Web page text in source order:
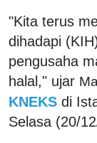
"Kita terus
dihadapi
pengusaha
halal," ujar
KNEKS di
Selasa (20/